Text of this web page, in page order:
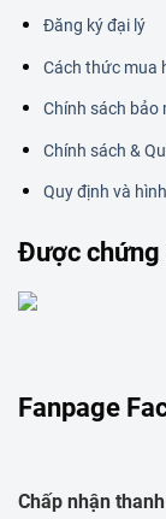
Đăng ký đại lý
Cách thức mua
Chính sách bảo
Chính sách &
Quy định và
Được chứng
Fanpage
Chấp nhận